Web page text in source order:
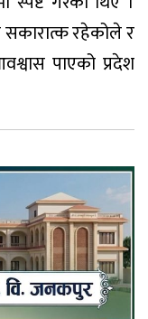
रहेकोले र
पाएको प्रदेश